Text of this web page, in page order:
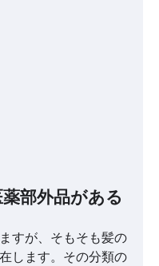
部外品がある
すが、そもそも髪の
します。その分類の